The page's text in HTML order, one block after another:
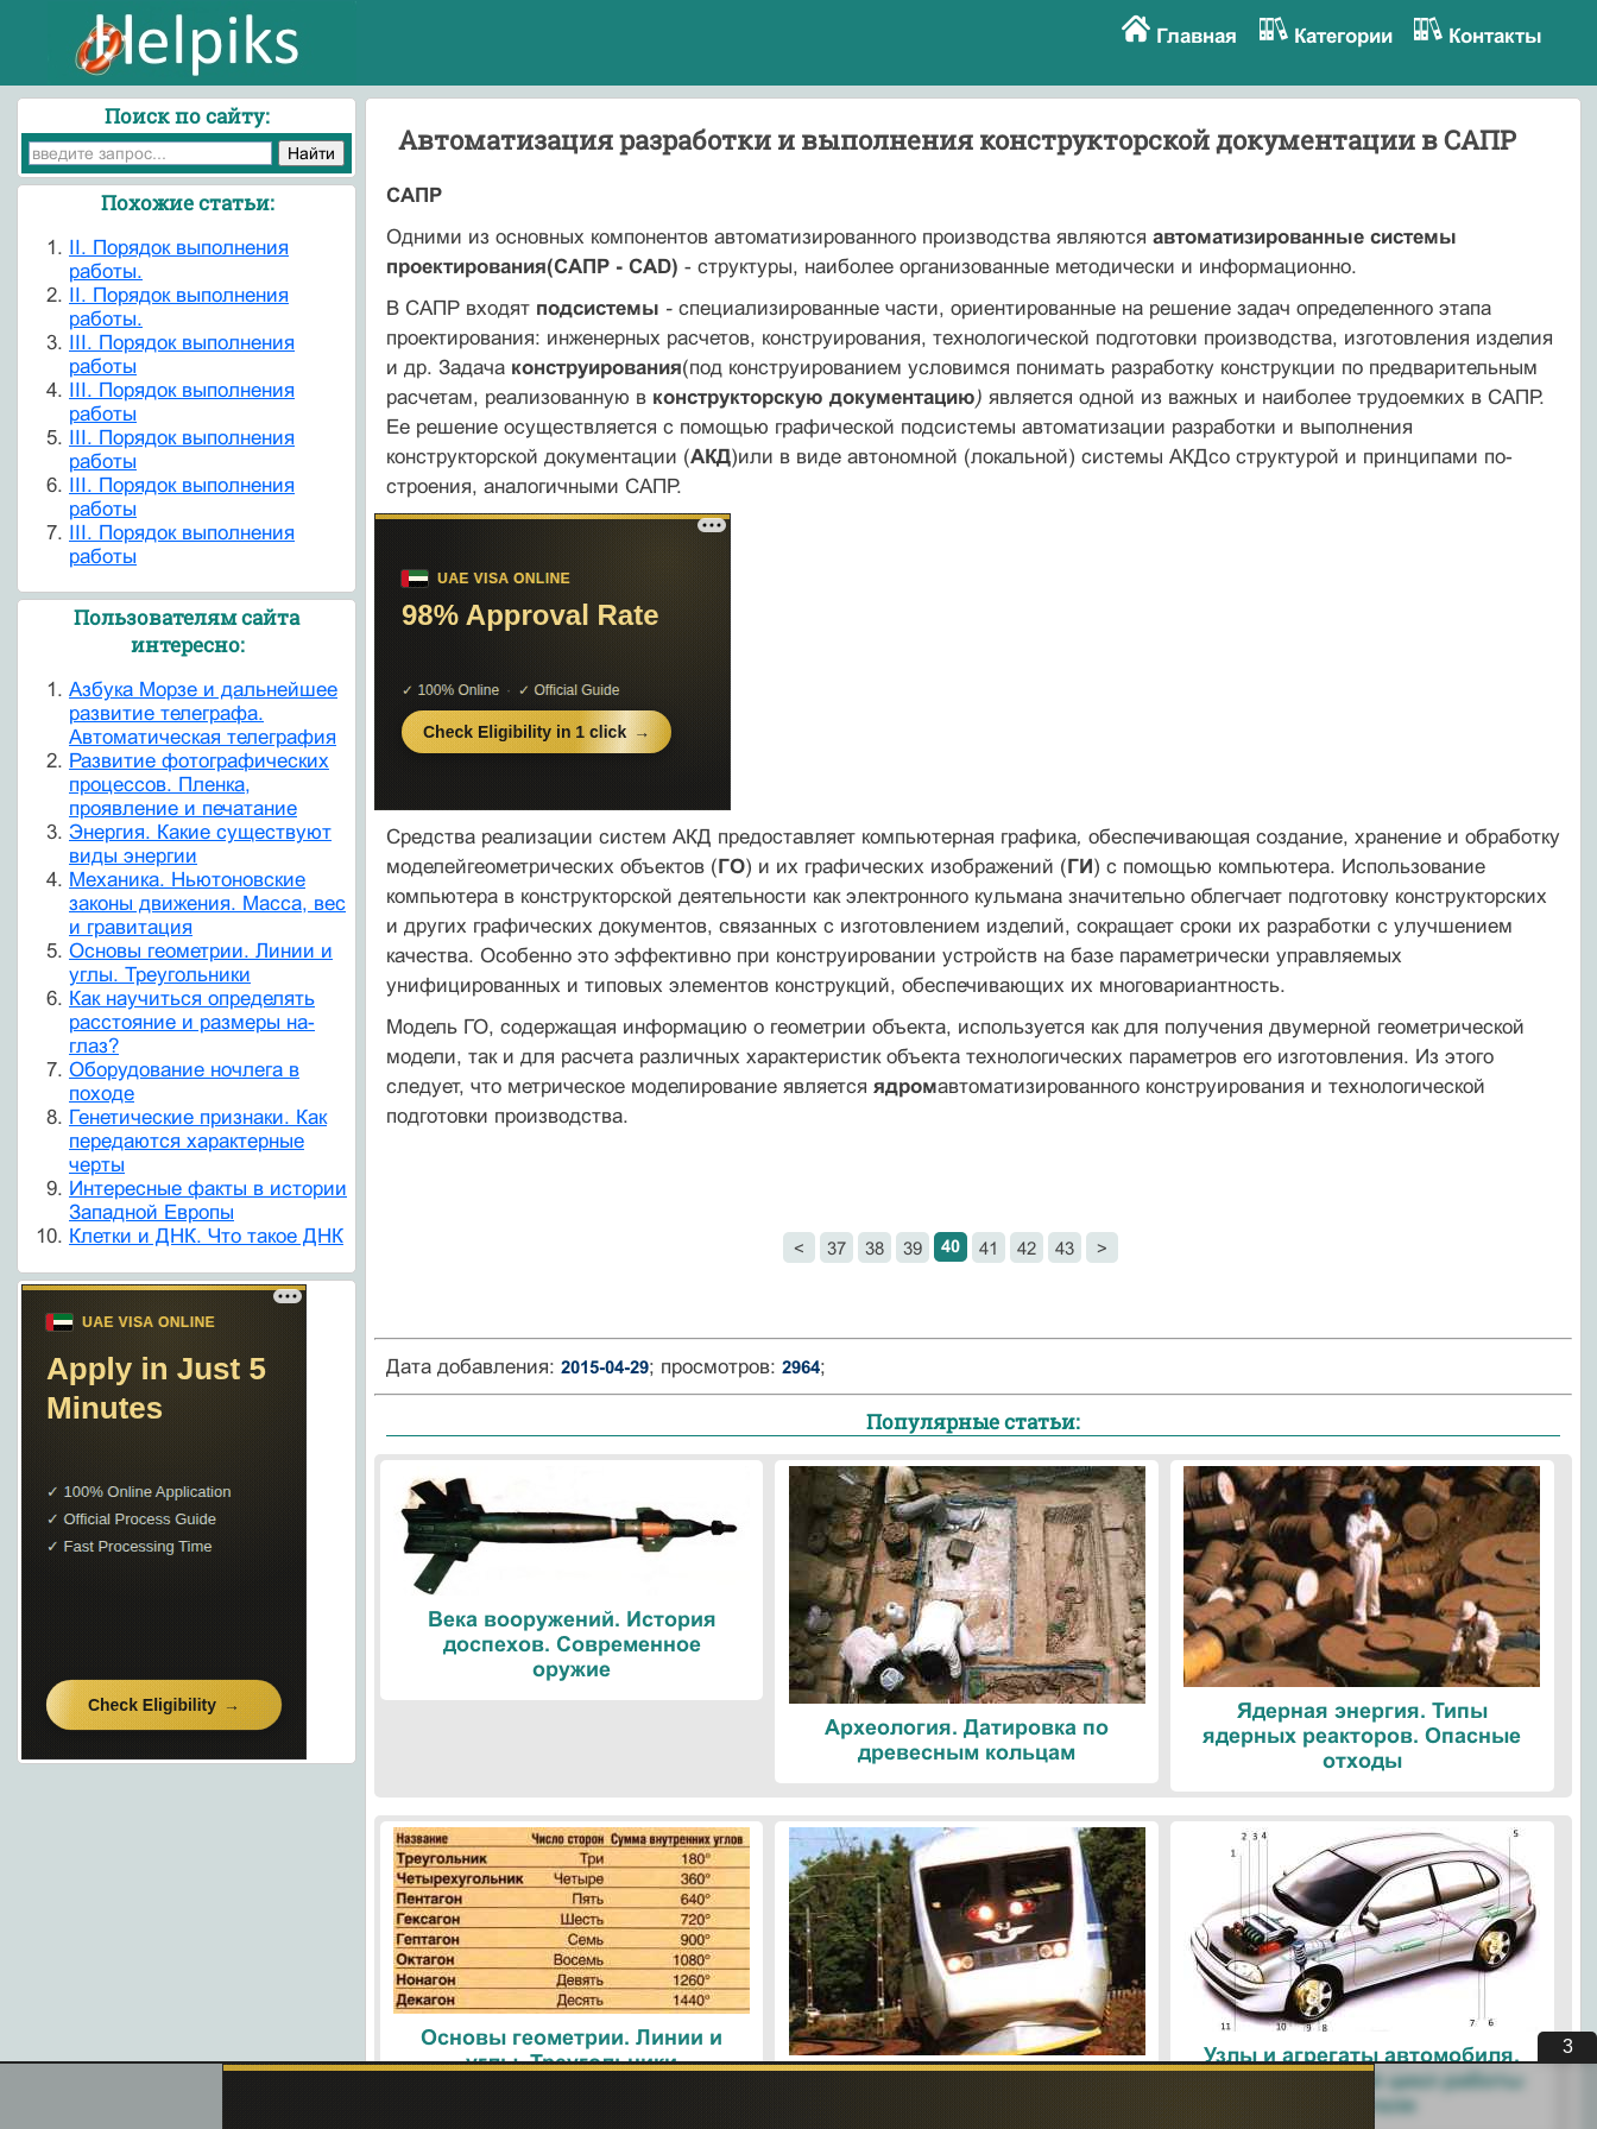
Главная Категории Контакты
Автоматизация разработки и выполнения конструкторской документации в САПР
САПР
Одними из основных компонентов автоматизированного производства являются автоматизированные системы
проектирования(САПР - CAD) - струк­туры, наиболее организованные методически и информационно.
В САПР входят подсистемы - специализированные части, ориентиро­ванные на решение задач определенного этапа
проектирования: инже­нерных расчетов, конструирования, технологической подготовки произ­водства, изготовления изделия
и др. Задача конструирования(под конструированием условимся понимать разработку конструкции по пред­варительным
расчетам, реализованную в конструкторскую документацию) является одной из важных и наиболее трудоемких в САПР.
Ее решение осуществляется с помощью графической подсистемы автоматизации раз­работки и выполнения
конструкторской документации (АКД)или в виде автономной (локальной) системы АКДсо структурой и принципами по­
строения, аналогичными САПР.
Средства реализации систем АКД предоставляет компьютерная графи­ка, обеспечивающая создание, хранение и обработку
моделейгеометри­ческих объектов (ГО) и их графических изображений (ГИ) с помощью компьютера. Использование
компьютера в конструкторской деятельнос­ти как электронного кульмана значительно облегчает подготовку конст­рукторских
и других графических документов, связанных с изготовлением изделий, сокращает сроки их разработки с улучшением
качества. Особен­но это эффективно при конструировании устройств на базе параметри­чески управляемых
унифицированных и типовых элементов конструкций, обеспечивающих их многовариантность.
Модель ГО, содержащая информацию о гео­метрии объекта, используется как для получения двумерной геометрической
модели, так и для расчета различных характеристик объекта технологических параметров его изготовления. Из этого
следует, что метрическое моделирование является ядромавтоматизированного конст­руирования и технологической
подготовки производства.
< 37 38 39 40 41 42 43 >
Дата добавления: 2015-04-29; просмотров: 2964;
Популярные статьи:
Века вооружений. История
доспехов. Современное
оружие
Археология. Датировка по
древесным кольцам
Ядерная энергия. Типы
ядерных реакторов. Опасные
отходы
Основы геометрии. Линии и
углы. Треугольники
Поезда. Современные
Узлы и агрегаты автомобиля.
Четырехтактный цикл работы
двигателя
Поиск по сайту:
Похожие статьи:
II. Порядок выполнения
работы.
II. Порядок выполнения
работы.
III. Порядок выполнения
работы
III. Порядок выполнения
работы
III. Порядок выполнения
работы
III. Порядок выполнения
работы
III. Порядок выполнения
работы
Пользователям сайта
интересно:
Азбука Морзе и дальнейшее
развитие телеграфа.
Автоматическая телеграфия
Развитие фотографических
процессов. Пленка,
проявление и печатание
Энергия. Какие существуют
виды энергии
Механика. Ньютоновские
законы движения. Масса, вес
и гравитация
Основы геометрии. Линии и
углы. Треугольники
Как научиться определять
расстояние и размеры на-
глаз?
Оборудование ночлега в
походе
Генетические признаки. Как
передаются характерные
черты
Интересные факты в истории
Западной Европы
Клетки и ДНК. Что такое ДНК
3